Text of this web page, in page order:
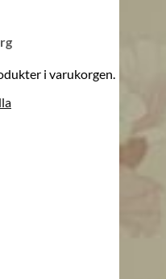
i varukorgen.